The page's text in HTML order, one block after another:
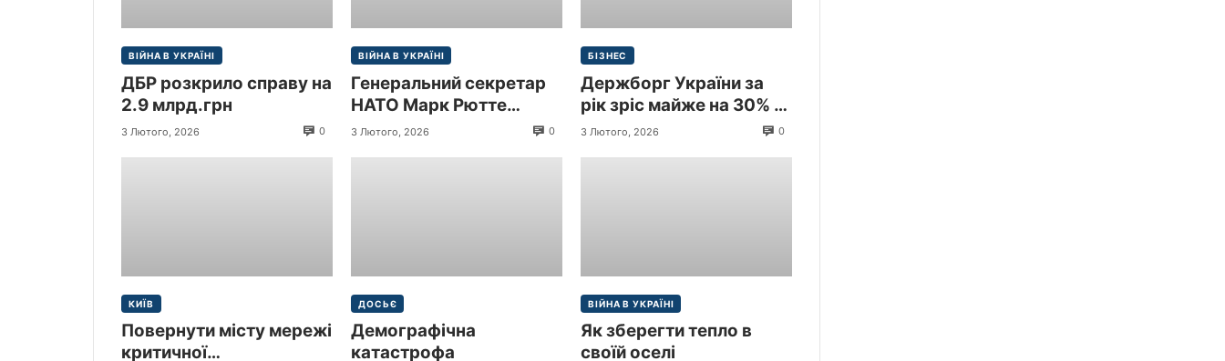
ВІЙНА В УКРАЇНІ
ДБР розкрило справу на
2.9 млрд.грн
3 Лютого, 2026 0
ВІЙНА В УКРАЇНІ
Генеральний секретар
НАТО Марк Рютте
прибув з візитом до
3 Лютого, 2026 0
БІЗНЕС
Держборг України за
рік зріс майже на 30% і
перевищив 9 трлн грн
3 Лютого, 2026 0
КИЇВ
Повернути місту мережі
критичної
ДОСЬЄ
Демографічна
катастрофа
ВІЙНА В УКРАЇНІ
Як зберегти тепло в
своїй оселі